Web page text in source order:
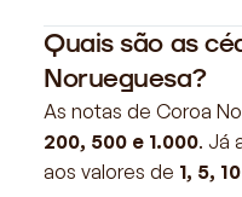
Quais são as
Norueguesa?
As notas de Coroa
200, 500 e 1.000. Já
aos valores de 1, 5,